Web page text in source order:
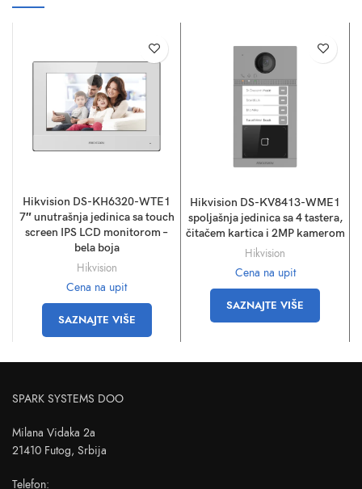
Hikvision DS-KH6320-WTE1
7″ unutrašnja jedinica sa touch
screen IPS LCD monitorom –
bela boja
Hikvision
Cena na upit
SAZNAJTE VIŠE
Hikvision DS-KV8413-WME1
spoljašnja jedinica sa 4 tastera,
čitačem kartica i 2MP kamerom
Hikvision
Cena na upit
SAZNAJTE VIŠE
SPARK SYSTEMS DOO
Milana Vidaka 2a
21410 Futog, Srbija
Telefon: